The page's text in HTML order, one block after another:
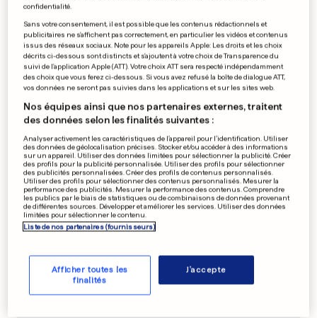
0 0
RADIOSHACK-NISSAN-TREK
Luca Guercilena remplace
Johan Bruyneel
0 0
VERDUN
Il se défenestre et tombe sur
une passante
0 0
confidentialité.
Sans votre consentement, il est possible que les contenus rédactionnels et
publicitaires ne s'affichent pas correctement, en particulier les vidéos et contenus
issus des réseaux sociaux. Note pour les appareils Apple: Les droits et les choix
décrits ci-dessous sont distincts et s'ajoutent à votre choix de Transparence du
suivi de l'application Apple (ATT). Votre choix ATT sera respecté indépendamment
des choix que vous ferez ci-dessous. Si vous avez refusé la boîte de dialogue ATT,
vos données ne seront pas suivies dans les applications et sur les sites web.
Nos équipes ainsi que nos partenaires externes, traitent
des données selon les finalités suivantes :
Analyser activement les caractéristiques de l’appareil pour l’identification. Utiliser
des données de géolocalisation précises. Stocker et/ou accéder à des informations
sur un appareil. Utiliser des données limitées pour sélectionner la publicité. Créer
des profils pour la publicité personnalisée. Utiliser des profils pour sélectionner
des publicités personnalisées. Créer des profils de contenus personnalisés.
Utiliser des profils pour sélectionner des contenus personnalisés. Mesurer la
performance des publicités. Mesurer la performance des contenus. Comprendre
les publics par le biais de statistiques ou de combinaisons de données provenant
de différentes sources. Développer et améliorer les services. Utiliser des données
limitées pour sélectionner le contenu.
Liste de nos partenaires (fournisseurs)
Afficher toutes les
finalités
J'accepte